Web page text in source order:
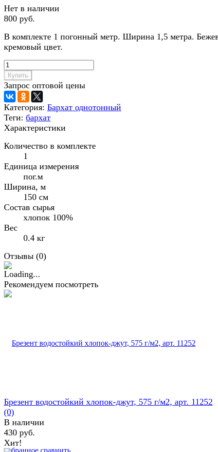
Нет в наличии
800 руб.
В комплекте 1 погонный метр. Ширина 1,5 метра.
кремовый цвет.
Купить
Запрос оптовой цены
Категория: Бархат однотонный
Теги: бархат
Характеристики
Количество в комплекте
1
Единица измерения
пог.м
Ширина, м
150 см
Состав сырья
хлопок 100%
Вес
0.4 кг
Отзывы (0)
Рекомендуем посмотреть
избранное сравнить
Брезент водостойкий хлопок-джут, 575 г/м2, арт. 11252
(0)
В наличии
430 руб.
Хит!